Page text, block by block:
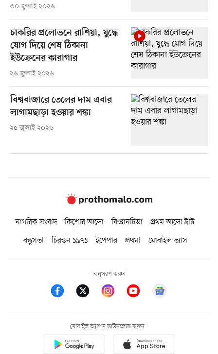
৩০ জুলাই ২০২৬
চাকরির প্রলোভনে রাশিয়া, যুদ্ধে
যোগ দিয়ে শেষ ঠিকানা
ইউক্রেনের কারাগার
২৬ জুলাই ২০২৬
বিশ্ববাজারে তেলের দাম এবার
লাগামছাড়া হওয়ার শঙ্কা
২৫ জুলাই ২০২৬
নাগরিক সংবাদ কিশোর আলো বিজ্ঞানচিন্তা
প্রথম আলো ট্রাস্ট
বন্ধুসভা
চিরন্তন ১৯৭১ ইপেপার প্রথমা মোবাইল ভ্যাস
অনুসরণ করুন
মোবাইল অ্যাপস ডাউনলোড করুন